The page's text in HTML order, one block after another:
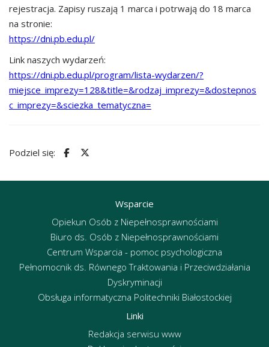
rejestracja. Zapisy ruszają 1 marca i potrwają do 18 marca
na stronie:
https://dni.pb.edu.pl/
Link naszych wydarzeń:
https://dni.pb.edu.pl/program/lista-wydarzen/?
miejsce_imprezy=128&title=&rodzaj_imprezy=&dostepnos
c_imprezy=&sciezka_tematyczna=
Podziel się:
Wsparcie
Opiekun Osób z Niepełnosprawnościami
Biuro ds. Osób z Niepełnosprawnościami
Centrum Wsparcia - pomoc psychologiczna
Pełnomocnik ds. Równego Traktowania i Przeciwdziałania
Dyskryminacji
Obsługa informatyczna Politechniki Białostockiej
Linki
Redakcja serwisu www